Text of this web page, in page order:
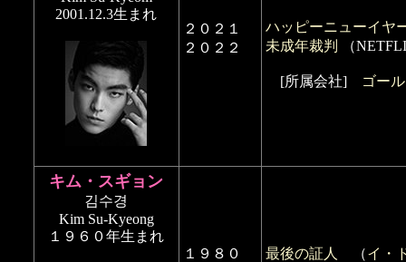
2001.12.3生まれ
２０２１
２０２２
ハッピーニューイヤ
未成年裁判
（
[所属会社] ゴー
キム・スギョン
김수경
Kim Su-Kyeong
１９６０年生まれ
１９８０
最後の証人 （イ・